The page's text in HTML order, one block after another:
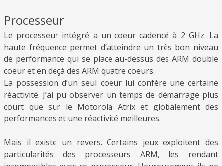
Processeur
Le processeur intégré a un coeur cadencé à 2 GHz. La
haute fréquence permet d’atteindre un très bon niveau
de performance qui se place au-dessus des ARM double
coeur et en deçà des ARM quatre coeurs.
La possession d’un seul coeur lui confère une certaine
réactivité. J’ai pu observer un temps de démarrage plus
court que sur le Motorola Atrix et globalement des
performances et une réactivité meilleures.
Mais il existe un revers. Certains jeux exploitent des
particularités des processeurs ARM, les rendant